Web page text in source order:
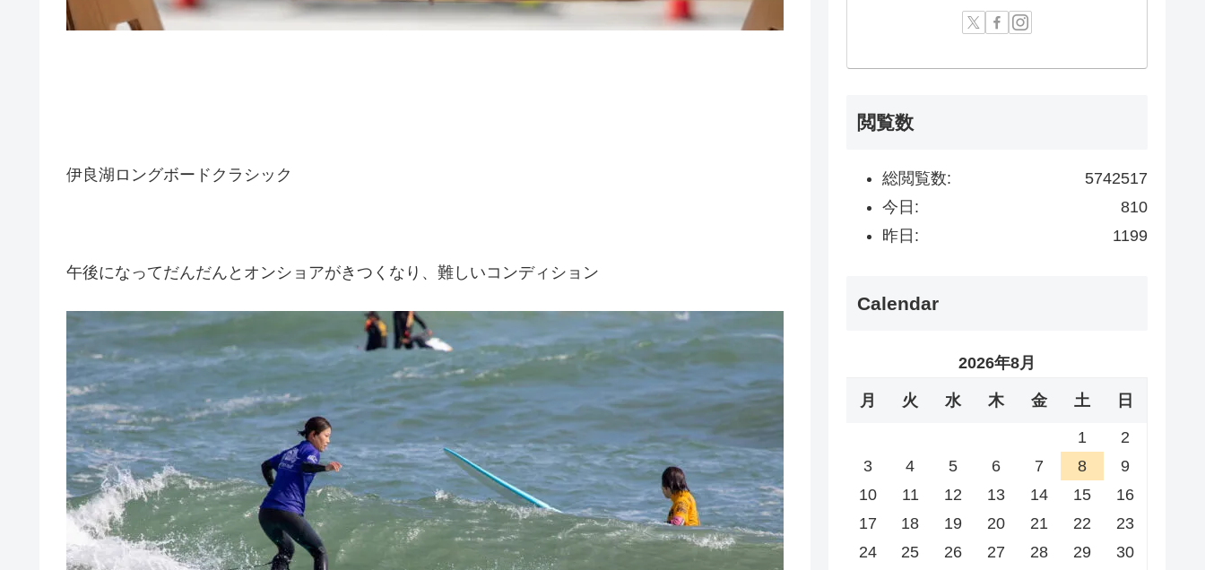
伊良湖ロングボードクラシック
午後になってだんだんとオンショアがきつくなり、難しいコンディション
閲覧数
5742517
総閲覧数:
810
今日:
1199
昨日:
Calendar
2026年8月
月 火 水 木 金 土 日
1
2
3
4 5 6 7 8
9
10
11 12 13 14 15
16
17
18 19 20 21 22
23
24
25 26 27 28 29
30